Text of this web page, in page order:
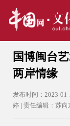
国博闽台
两岸情缘
发布时间：2023-
婷 | 责任编辑：苏向